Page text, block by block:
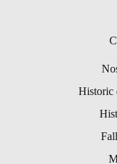
Historic